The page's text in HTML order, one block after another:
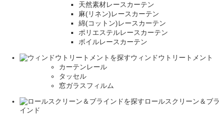
天然素材レースカーテン
麻(リネン)レースカーテン
綿(コットン)レースカーテン
ポリエステルレースカーテン
ボイルレースカーテン
ウィンドウトリートメント
カーテンレール
タッセル
窓ガラスフィルム
ロールスクリーン＆ブラ
インド